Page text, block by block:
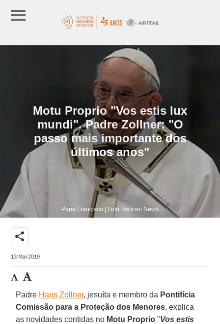
Motu Proprio "Vos estis lux
mundi". Padre Zollner: "O
passo mais importante dos
últimos anos"
Papa Francisco | Foto: Vatican News
share
13 Mai 2019
Padre Hans Zollner, jesuíta e membro da Pontifícia
Comissão para a Proteção dos Menores, explica
as novidades contidas no Motu Proprio"Vos estis